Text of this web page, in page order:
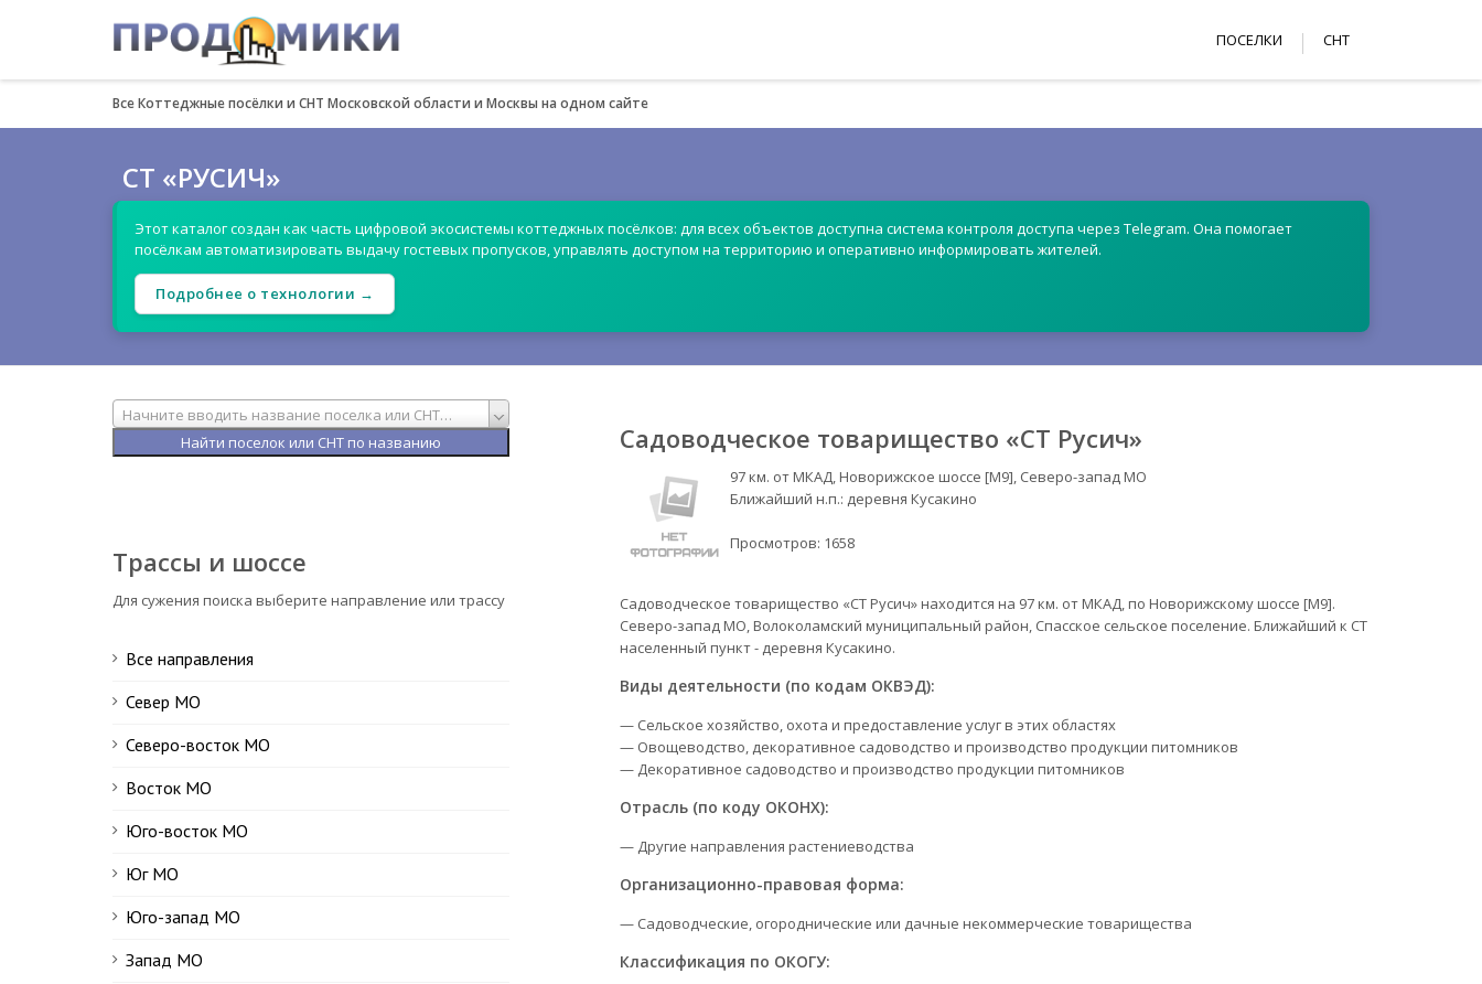
ПОСЕЛКИ СНТ
Все Коттеджные посёлки и СНТ Московской области и Москвы на одном сайте
СТ «РУСИЧ»
Этот каталог создан как часть цифровой экосистемы коттеджных посёлков: для всех объектов доступна система контроля доступа через Telegram. Она помогает
посёлкам автоматизировать выдачу гостевых пропусков, управлять доступом на территорию и оперативно информировать жителей.
Подробнее о технологии →
Начните вводить название поселка или СНТ…
Трассы и шоссе
Для сужения поиска выберите направление или трассу
Все направления
Север МО
Северо-восток МО
Восток МО
Юго-восток МО
Юг МО
Юго-запад МО
Запад МО
Садоводческое товарищество «СТ Русич»
97 км. от МКАД, Новорижское шоссе [М9], Северо-запад МО
Ближайший н.п.: деревня Кусакино
Просмотров: 1658
Садоводческое товарищество «СТ Русич» находится на 97 км. от МКАД, по Новорижскому шоссе [М9].
Северо-запад МО, Волоколамский муниципальный район, Спасское сельское поселение. Ближайший к СТ
населенный пункт - деревня Кусакино.
Виды деятельности (по кодам ОКВЭД):
— Сельское хозяйство, охота и предоставление услуг в этих областях
— Овощеводство, декоративное садоводство и производство продукции питомников
— Декоративное садоводство и производство продукции питомников
Отрасль (по коду ОКОНХ):
— Другие направления растениеводства
Организационно-правовая форма:
— Садоводческие, огороднические или дачные некоммерческие товарищества
Классификация по ОКОГУ: